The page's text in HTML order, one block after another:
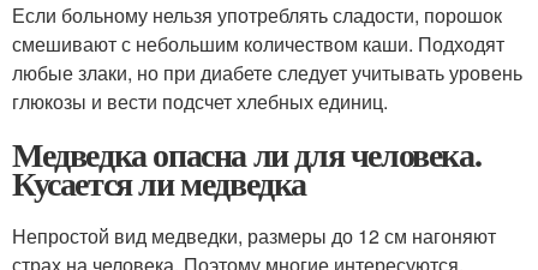
Если больному нельзя употреблять сладости, порошок
смешивают с небольшим количеством каши. Подходят
любые злаки, но при диабете следует учитывать уровень
глюкозы и вести подсчет хлебных единиц.
Медведка опасна ли для человека.
Кусается ли медведка
Непростой вид медведки, размеры до 12 см нагоняют